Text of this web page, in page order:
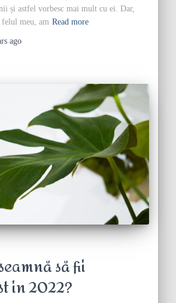
și astfel vorbesc mai mult cu ei. Dar,
felul meu, am Read more
ago
să fii
in 2022?